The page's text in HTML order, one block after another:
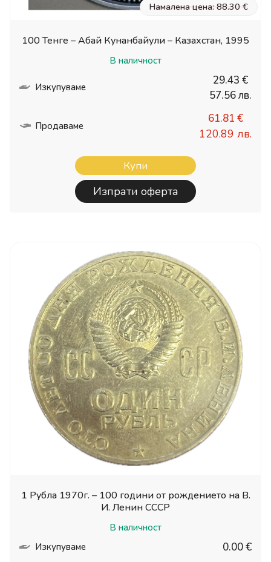
Намалена цена: 88.30 €
100 Тенге – Абай Кунанбайули – Казахстан, 1995
В наличност
Изкупуваме
29.43 €
57.56 лв.
Продаваме
61.81 €
120.89 лв.
Купи
Изпрати оферта
1 Рубла 1970г. – 100 години от рождението на В.
И. Ленин СССР
В наличност
Изкупуваме
0.00 €